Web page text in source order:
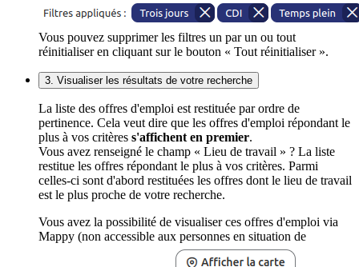
Vous pouvez supprimer les filtres un par un ou tout
réinitialiser en cliquant sur le bouton « Tout réinitialiser ».
3. Visualiser les résultats de votre recherche
La liste des offres d'emploi est restituée par ordre de
pertinence. Cela veut dire que les offres d'emploi répondant le
plus à vos critères s'affichent en premier.
Vous avez renseigné le champ « Lieu de travail » ? La liste
restitue les offres répondant le plus à vos critères. Parmi
celles-ci sont d'abord restituées les offres dont le lieu de travail
est le plus proche de votre recherche.
Vous avez la possibilité de visualiser ces offres d'emploi via
Mappy (non accessible aux personnes en situation de